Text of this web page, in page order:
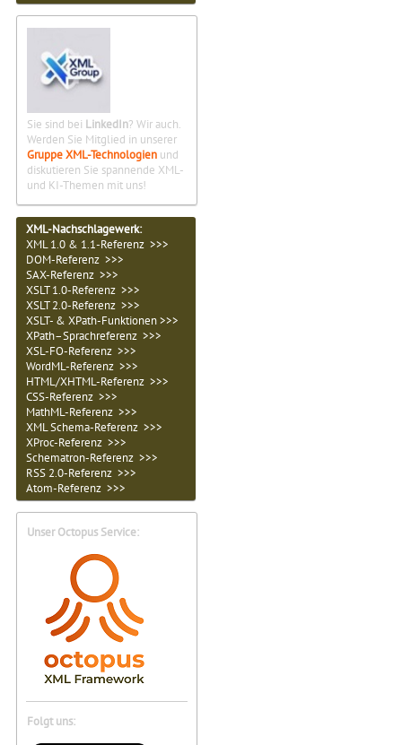
Sie sind bei LinkedIn? Wir auch.
Werden Sie Mitglied in unserer
Gruppe XML-Technologien und
diskutieren Sie spannende XML-
und KI-Themen mit uns!
XML-Nachschlagewerk:
XML 1.0 & 1.1-Referenz >>>
DOM-Referenz >>>
SAX-Referenz >>>
XSLT 1.0-Referenz >>>
XSLT 2.0-Referenz >>>
XSLT- & XPath-Funktionen >>>
XPath–Sprachreferenz >>>
XSL-FO-Referenz >>>
WordML-Referenz >>>
HTML/XHTML-Referenz >>>
CSS-Referenz >>>
MathML-Referenz >>>
XML Schema-Referenz >>>
XProc-Referenz >>>
Schematron-Referenz >>>
RSS 2.0-Referenz >>>
Atom-Referenz >>>
Unser Octopus Service:
Folgt uns: